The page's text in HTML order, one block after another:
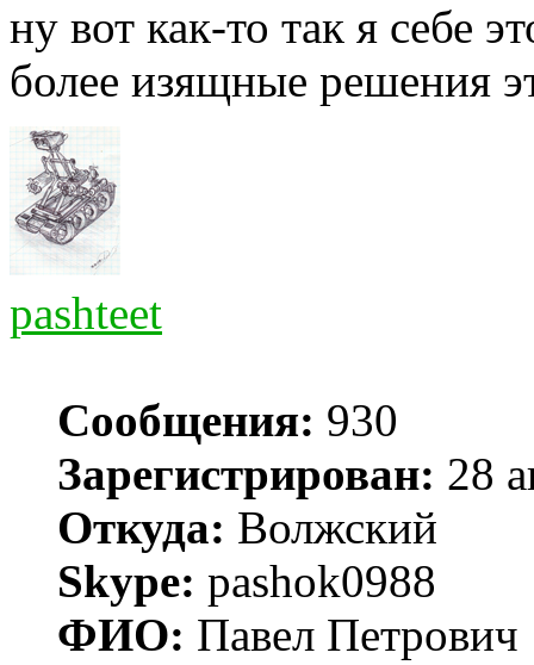
ну вот как-то так я себе
более изящные решения
pashteet
Сообщения: 930
Зарегистрирован: 28
Откуда: Волжский
Skype: pashok0988
ФИО: Павел Петрович